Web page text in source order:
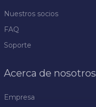
Nuestros socios
FAQ
Soporte
Acerca de nosotros
Empresa